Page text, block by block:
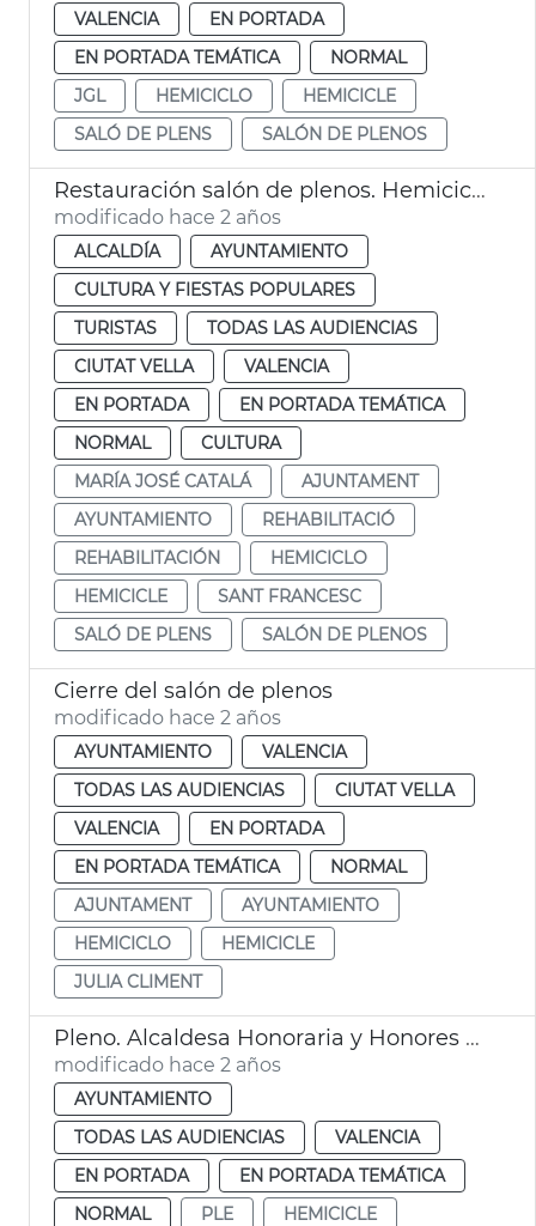
VALENCIA
EN PORTADA
EN PORTADA TEMÁTICA
NORMAL
JGL
HEMICICLO
HEMICICLE
SALÓ DE PLENS
SALÓN DE PLENOS
Restauración salón de plenos. Hemiciclo
modificado hace 2 años
ALCALDÍA
AYUNTAMIENTO
CULTURA Y FIESTAS POPULARES
TURISTAS
TODAS LAS AUDIENCIAS
CIUTAT VELLA
VALENCIA
EN PORTADA
EN PORTADA TEMÁTICA
NORMAL
CULTURA
MARÍA JOSÉ CATALÁ
AJUNTAMENT
AYUNTAMIENTO
REHABILITACIÓ
REHABILITACIÓN
HEMICICLO
HEMICICLE
SANT FRANCESC
SALÓ DE PLENS
SALÓN DE PLENOS
Cierre del salón de plenos
modificado hace 2 años
AYUNTAMIENTO
VALENCIA
TODAS LAS AUDIENCIAS
CIUTAT VELLA
VALENCIA
EN PORTADA
EN PORTADA TEMÁTICA
NORMAL
AJUNTAMENT
AYUNTAMIENTO
HEMICICLO
HEMICICLE
JULIA CLIMENT
Pleno. Alcaldesa Honoraria y Honores y Distinciones del Ayuntamiento
modificado hace 2 años
AYUNTAMIENTO
TODAS LAS AUDIENCIAS
VALENCIA
EN PORTADA
EN PORTADA TEMÁTICA
NORMAL
PLE
HEMICICLE